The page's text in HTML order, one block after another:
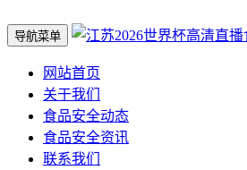
导航菜单
网站首页
关于我们
食品安全动态
食品安全资讯
联系我们